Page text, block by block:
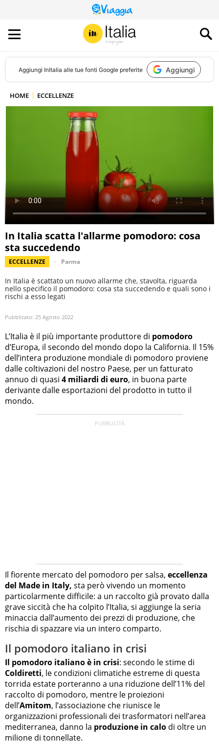
QUESTO
SITO
CONTRIBUISCE
ALL’AUDIENCE
DI
Aggiungi InItalia alle tue fonti Google preferite Aggiungi
HOME ECCELLENZE
In Italia scatta l'allarme pomodoro: cosa
sta succedendo
ECCELLENZE Parma
In Italia è scattato un nuovo allarme che, stavolta, riguarda
nello specifico il pomodoro: cosa sta succedendo e quali sono i
rischi a esso legati
Pubblicato: 25 Agosto 2022
L’Italia è il più importante produttore di pomodoro
d’Europa, il secondo del mondo dopo la California. Il 15%
dell’intera produzione mondiale di pomodoro proviene
dalle coltivazioni del nostro Paese, per un fatturato
annuo di quasi 4 miliardi di euro, in buona parte
derivante dalle esportazioni del prodotto in tutto il
mondo.
Il fiorente mercato del pomodoro per salsa, eccellenza
del Made in Italy, sta però vivendo un momento
particolarmente difficile: a un raccolto già provato dalla
grave siccità che ha colpito l’Italia, si aggiunge la seria
minaccia dall’aumento dei prezzi di produzione, che
rischia di spazzare via un intero comparto.
Il pomodoro italiano in crisi
Il pomodoro italiano è in crisi: secondo le stime di
Coldiretti, le condizioni climatiche estreme di questa
torrida estate porteranno a una riduzione dell’11% del
raccolto di pomodoro, mentre le proiezioni
dell’Amitom, l’associazione che riunisce le
organizzazioni professionali dei trasformatori nell’area
mediterranea, danno la produzione in calo di oltre un
milione di tonnellate.